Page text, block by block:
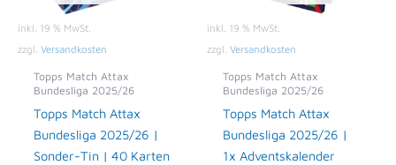
inkl. 19 % MwSt.
zzgl. Versandkosten
Topps Match Attax
Bundesliga 2025/26
Topps Match Attax
Bundesliga 2025/26 |
Sonder-Tin | 40 Karten
inkl. 19 % MwSt.
zzgl. Versandkosten
Topps Match Attax
Bundesliga 2025/26
Topps Match Attax
Bundesliga 2025/26 |
1x Adventskalender